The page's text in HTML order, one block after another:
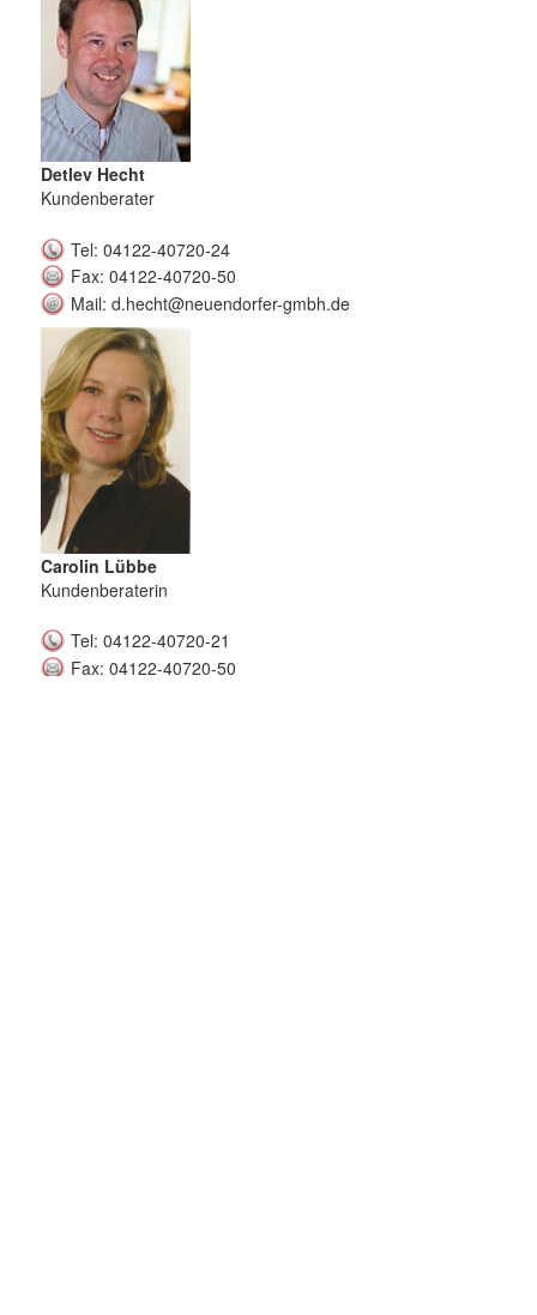
Detlev Hecht
Kundenberater
Tel: 04122-40720-24
Fax: 04122-40720-50
Mail: d.hecht@neuendorfer-gmbh.de
Carolin Lübbe
Kundenberaterin
Tel: 04122-40720-21
Fax: 04122-40720-50